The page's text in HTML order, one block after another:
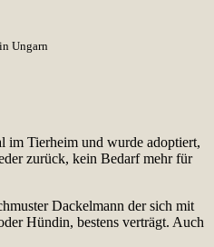
Ungarn
im Tierheim und wurde adoptiert,
zurück, kein Bedarf mehr für
Dackelmann der sich mit
Hündin, bestens verträgt. Auch